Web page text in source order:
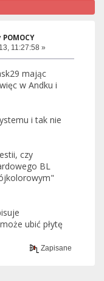
11:27:58 »
mając
w Andku i
i tak nie
czy
BL
ubić płytę
Zapisane